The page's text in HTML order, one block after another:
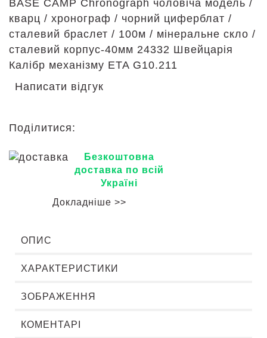
BASE CAMP Chronograph чоловіча модель /
кварц / хронограф / чорний циферблат /
сталевий браслет / 100м / мінеральне скло /
сталевий корпус-40мм 24332 Швейцарія
Калібр механізму ETA G10.211
Написати відгук
Поділитися:
Безкоштовна
доставка по всій
Україні
Докладніше >>
ОПИС
ХАРАКТЕРИСТИКИ
ЗОБРАЖЕННЯ
КОМЕНТАРІ